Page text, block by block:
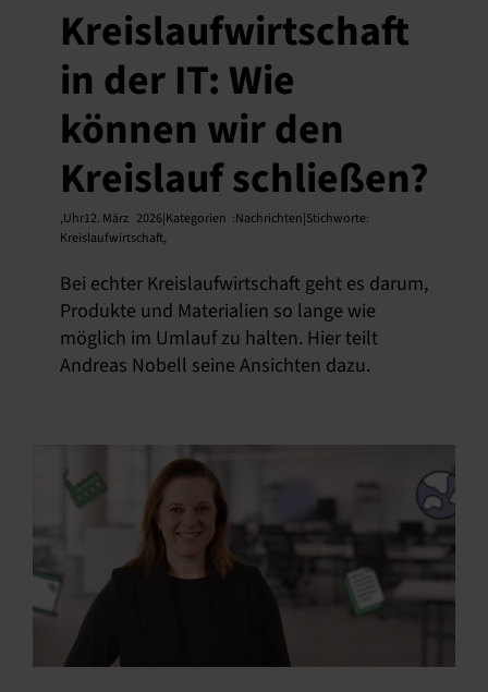
Kreislaufwirtschaft
in der IT: Wie
können wir den
Kreislauf schließen?
,Uhr12. März 2026|Kategorien :Nachrichten|Stichworte:
Kreislaufwirtschaft,
Bei echter Kreislaufwirtschaft geht es darum,
Produkte und Materialien so lange wie
möglich im Umlauf zu halten. Hier teilt
Andreas Nobell seine Ansichten dazu.